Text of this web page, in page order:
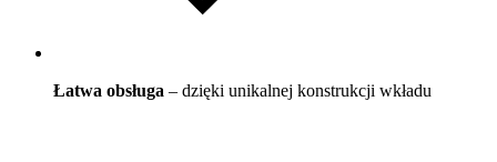
Łatwa obsługa – dzięki unikalnej konstrukcji wkładu